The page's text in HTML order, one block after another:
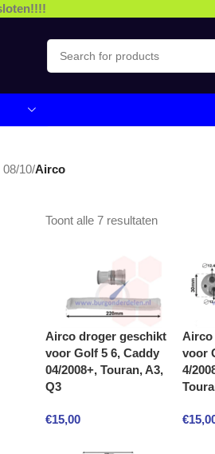
08/10/Airco
Toont alle 7 resultaten
Airco droger geschikt
voor Golf 5 6, Caddy
04/2008+, Touran, A3,
Q3
€15,00
Airco
voor
4/
€